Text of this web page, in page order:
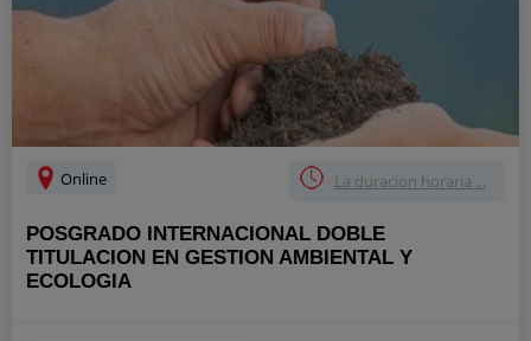
Online La duracion horaria ...
POSGRADO INTERNACIONAL DOBLE
TITULACION EN GESTION AMBIENTAL Y
ECOLOGIA